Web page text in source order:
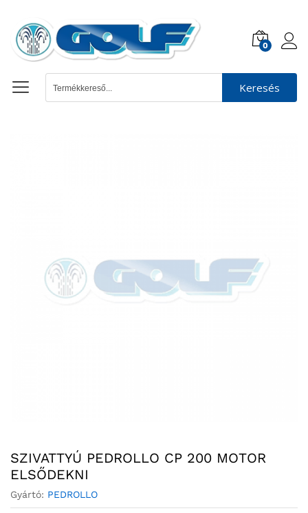
0
Keresés
SZIVATTYÚ PEDROLLO CP 200 MOTOR
ELSŐDEKNI
Gyártó: PEDROLLO